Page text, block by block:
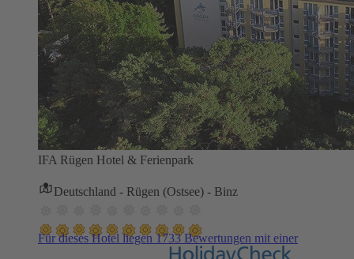
IFA Rügen Hotel & Ferienpark
Deutschland - Rügen (Ostsee) - Binz
Für dieses Hotel liegen 1733 Bewertungen mit einer